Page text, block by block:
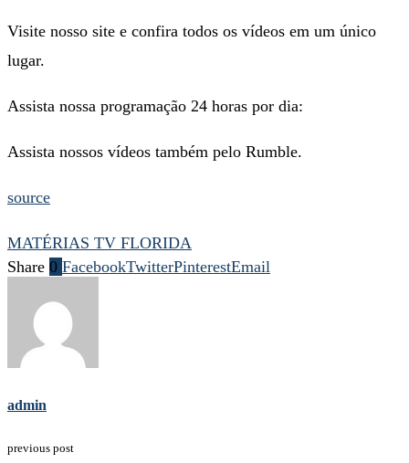
Visite nosso site e confira todos os vídeos em um único
lugar.
Assista nossa programação 24 horas por dia:
Assista nossos vídeos também pelo Rumble.
source
MATÉRIAS TV FLORIDA
Share 0 FacebookTwitterPinterestEmail
admin
previous post